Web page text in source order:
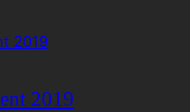
2019